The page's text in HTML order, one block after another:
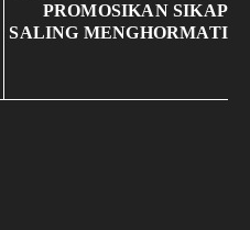
PROMOSIKAN SIKAP
SALING MENGHORMATI